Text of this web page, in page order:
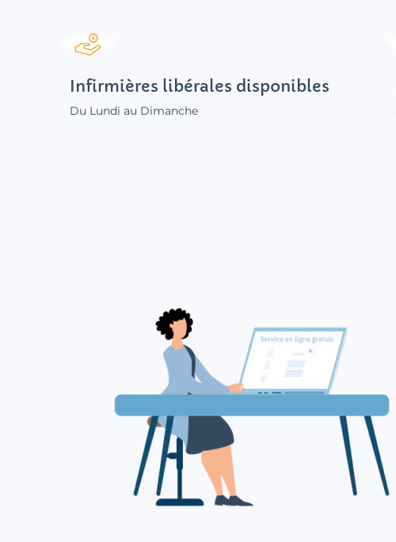
Infirmières libérales disponibles
Du Lundi au Dimanche